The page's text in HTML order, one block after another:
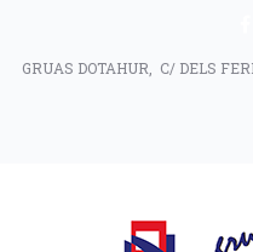
GRUAS DOTAHUR, C/ DELS